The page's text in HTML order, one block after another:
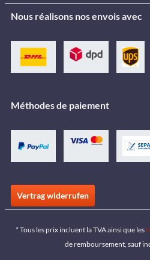
Nous réalisons nos envois avec
Méthodes de paiement
Vertrag widerrufen
* Tous les prix incluent la TVA ainsi que les
de remboursement, sauf